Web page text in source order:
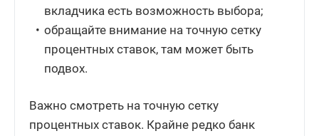
вкладчика есть возможность выбора;
обращайте внимание на точную сетку
процентных ставок, там может быть
подвох.
Важно смотреть на точную сетку
процентных ставок. Крайне редко банк